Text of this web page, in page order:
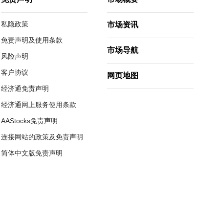
私隐政策
免责声明及使用条款
风险声明
客户协议
经济通免责声明
经济通网上服务使用条款
AAStocks免责声明
连接网站的政策及免责声明
简体中文版免责声明
市场资讯
市场导航
网页地图